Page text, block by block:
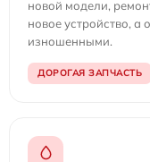
новой модели,
новое устройство, а
изношенными.
ДОРОГАЯ ЗАПЧАСТЬ